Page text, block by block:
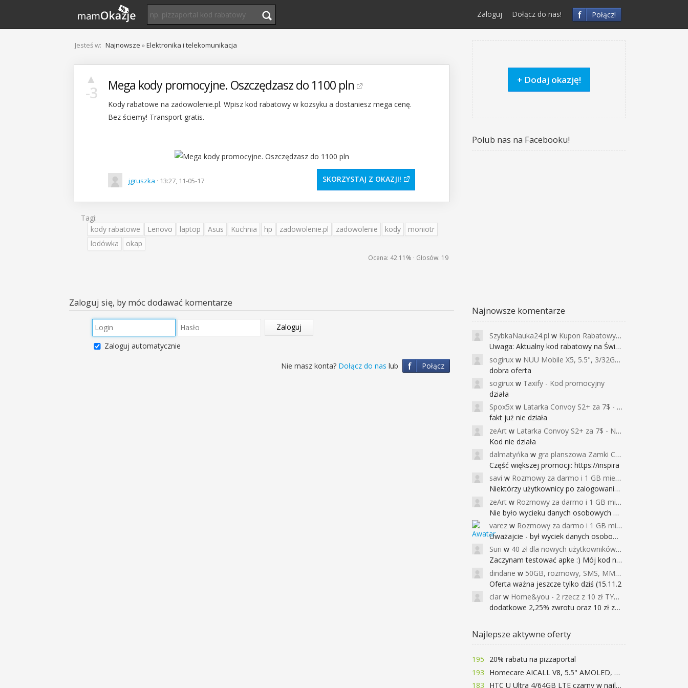
f Połącz!
Zaloguj Dołącz do nas!
Jesteś w: Najnowsze »Elektronika i telekomunikacja
▲
-3 Mega kody promocyjne. Oszczędzasz do 1100 pln
Kody rabatowe na zadowolenie.pl. Wpisz kod rabatowy w kozsyku a dostaniesz mega cenę.
Bez ściemy! Transport gratis.
jgruszka · 13:27, 11-05-17 SKORZYSTAJ Z OKAZJI
Tagi:
kody rabatowe
Lenovo laptop Asus Kuchnia hp zadowolenie.pl zadowolenie kody
moniotr
lodówka
okap
Ocena: 42.11% · Głosów: 19
Zaloguj się, by móc dodawać komentarze
Zaloguj
Zaloguj automatycznie
f Połącz
Nie masz konta? Dołącz do nas lub
+ Dodaj okazję!
Polub nas na Facebooku!
Najnowsze komentarze
SzybkaNauka24.pl w Kupon Rabatowy na Kurs Angielskiego dla Dzieci - FunEnglish
Uwaga: Aktualny kod rabatowy na Święta (
sogirux w NUU Mobile X5, 5.5", 3/32GB, czujnik linii papilarnych, 2950mAh, aparat 13MP za 267zł - Banggood
dobra oferta
sogirux w Taxify - Kod promocyjny
działa
Spox5x w Latarka Convoy S2+ za 7$ - Najniższa cena od 2017r
fakt już nie działa
zeArt w Latarka Convoy S2+ za 7$ - Najniższa cena od 2017r
Kod nie działa
dalmatyńka w gra planszowa Zamki Caladale za 39zł
Część większej promocji: https://inspira
savi w Rozmowy za darmo i 1 GB miesięcznie
Niektórzy użytkownicy po zalogowaniu do
zeArt w Rozmowy za darmo i 1 GB miesięcznie
Nie było wycieku danych osobowych a nieo
varez w Rozmowy za darmo i 1 GB miesięcznie
Uważajcie - był wyciek danych osobowych
Suri w 40 zł dla nowych użytkowników Google Pay (dawniej Android Pay)
Zaczynam testować apke :) Mój kod na 40
dindane w 50GB, rozmowy, SMS, MMS bez limitu przez 6 miesięcy za darmo za przeniesienie numeru do Play NEXT
Oferta ważna jeszcze tylko dziś (15.11.2
clar w Home&you - 2 rzecz z 10 zł TYLKO DZISIAJ
dodatkowe 2,25% zwrotu oraz 10 zł za r
Najlepsze aktywne oferty
195
20% rabatu na pizzaportal
193
Homecare AICALL V8, 5.5" AMOLED, 4/128GB, Snapdragon 652, LTE, QC3.0, 3400mAh za 416zł
183
HTC U Ultra 4/64GB LTE czarny w najlepszej cenie na rynku 799 zł!!!